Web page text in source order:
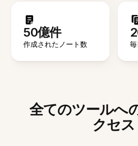
50億件
作成されたノート数
全てのツールへ
クセス